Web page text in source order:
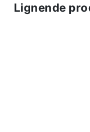
Lignende